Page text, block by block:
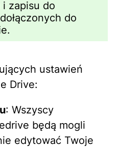
zapisu do
do
ustawień
Drive:
: Wszyscy
będą mogli
edytować Twoje